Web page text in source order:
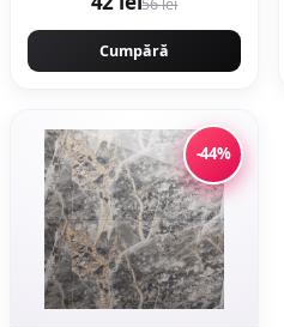
Cumpără
-44%